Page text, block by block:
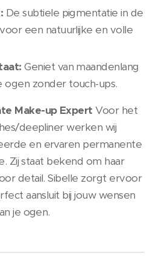
De subtiele pigmentatie in de
een natuurlijke en volle
Geniet van maandenlang
zonder touch-ups.
Make-up Expert Voor het
deepliner werken wij
en ervaren permanente
Zij staat bekend om haar
detail. Sibelle zorgt ervoor
aansluit bij jouw wensen
je ogen.